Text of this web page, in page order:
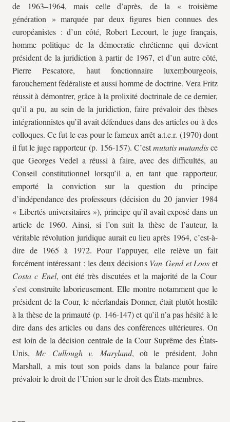
de 1963–1964, mais celle d’après, de la « troisième
génération » marquée par deux figures bien connues des
européanistes : d’un côté, Robert Lecourt, le juge français,
homme politique de la démocratie chrétienne qui devient
président de la juridiction à partir de 1967, et d’un autre côté,
Pierre Pescatore, haut fonctionnaire luxembourgeois,
farouchement fédéraliste et aussi homme de doctrine. Vera Fritz
réussit à démontrer, grâce à la prolixité doctrinale de ce dernier,
qu’il a pu, au sein de la juridiction, faire prévaloir des thèses
intégrationnistes qu’il avait défendues dans des articles ou à des
colloques. Ce fut le cas pour le fameux arrêt a.t.e.r. (1970) dont
il fut le juge rapporteur (p. 156-157). C’estmutatismutandisce
que Georges Vedel a réussi à faire, avec des difficultés, au
Conseil constitutionnel lorsqu’il a, en tant que rapporteur,
emporté la conviction sur la question du principe
d’indépendance des professeurs (décision du 20 janvier 1984
« Libertés universitaires »), principe qu’il avait exposé dans un
article de 1960. Ainsi, si l’on suit la thèse de l’auteur, la
véritable révolution juridique aurait eu lieu après 1964, c’est-à-
dire de 1965 à 1972. Pour l’appuyer, elle relève un fait
forcément intéressant : les deux décisions Van Gend et Looset
Costa c Enel, ont été très discutées et la majorité de la Cour
s’est construite laborieusement. Elle montre notamment que le
président de la Cour, le néerlandais Donner, était plutôt hostile
à la thèse de la primauté (p. 146-147) et qu’il n’a pas hésité à le
dire dans des articles ou dans des conférences ultérieures. On
est loin de la décision centrale de la Cour Suprême des États-
Unis, Mc Cullough v. Maryland, où le président, John
Marshall, a mis tout son poids dans la balance pour faire
prévaloir le droit de l’Union sur le droit des États-membres.